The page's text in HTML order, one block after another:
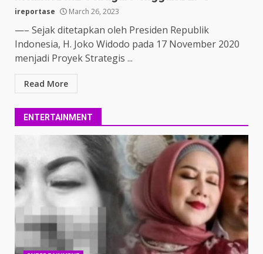
ireportase March 26, 2023
—– Sejak ditetapkan oleh Presiden Republik
Indonesia, H. Joko Widodo pada 17 November 2020
menjadi Proyek Strategis ...
Read More
ENTERTAINMENT